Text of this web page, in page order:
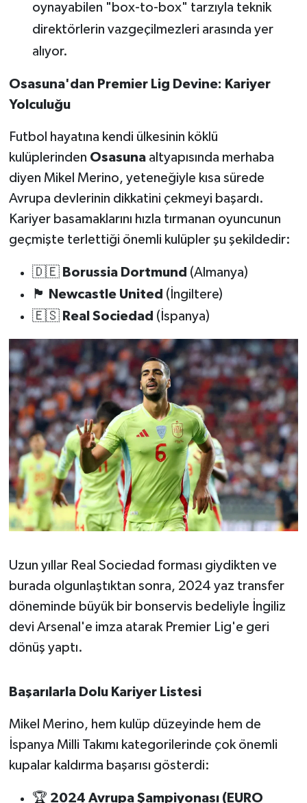
oynayabilen "box-to-box" tarzıyla teknik
direktörlerin vazgeçilmezleri arasında yer
alıyor.
Osasuna'dan Premier Lig Devine: Kariyer
Yolculuğu
Futbol hayatına kendi ülkesinin köklü
kulüplerinden Osasunaaltyapısında merhaba
diyen Mikel Merino, yeteneğiyle kısa sürede
Avrupa devlerinin dikkatini çekmeyi başardı.
Kariyer basamaklarını hızla tırmanan oyuncunun
geçmişte terlettiği önemli kulüpler şu şekildedir:
🇩🇪 Borussia Dortmund (Almanya)
🏴󠁧󠁢󠁥󠁮󠁧󠁿
Newcastle United (İngiltere)
🇪🇸 Real Sociedad (İspanya)
Uzun yıllar Real Sociedad forması giydikten ve
burada olgunlaştıktan sonra, 2024 yaz transfer
döneminde büyük bir bonservis bedeliyle İngiliz
devi Arsenal'e imza atarak Premier Lig'e geri
dönüş yaptı.
Başarılarla Dolu Kariyer Listesi
Mikel Merino, hem kulüp düzeyinde hem de
İspanya Milli Takımı kategorilerinde çok önemli
kupalar kaldırma başarısı gösterdi:
🏆 2024 Avrupa Şampiyonası (EURO